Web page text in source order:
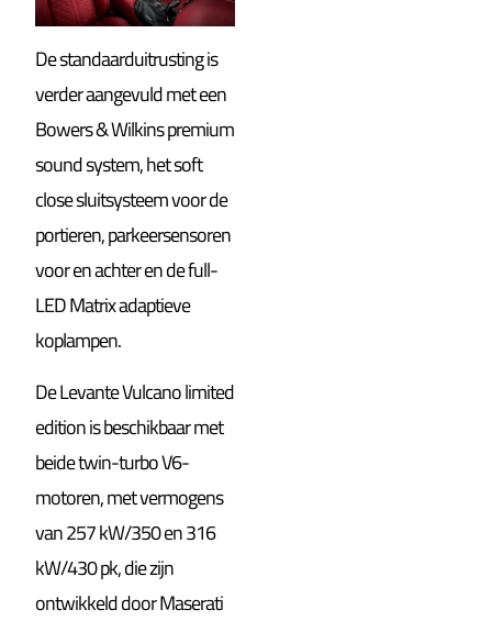
De standaarduitrusting is
verder aangevuld met een
Bowers & Wilkins premium
sound system, het soft
close sluitsysteem voor de
portieren, parkeersensoren
voor en achter en de full-
LED Matrix adaptieve
koplampen.
De Levante Vulcano limited
edition is beschikbaar met
beide twin-turbo V6-
motoren, met vermogens
van 257 kW/350 en 316
kW/430 pk, die zijn
ontwikkeld door Maserati